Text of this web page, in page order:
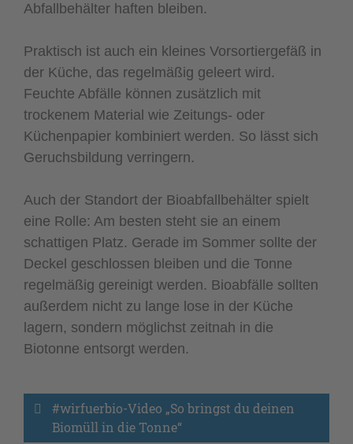
Abfallbehälter haften bleiben.
Praktisch ist auch ein kleines Vorsortiergefäß in
der Küche, das regelmäßig geleert wird.
Feuchte Abfälle können zusätzlich mit
trockenem Material wie Zeitungs- oder
Küchenpapier kombiniert werden. So lässt sich
Geruchsbildung verringern.
Auch der Standort der Bioabfallbehälter spielt
eine Rolle: Am besten steht sie an einem
schattigen Platz. Gerade im Sommer sollte der
Deckel geschlossen bleiben und die Tonne
regelmäßig gereinigt werden. Bioabfälle sollten
außerdem nicht zu lange lose in der Küche
lagern, sondern möglichst zeitnah in die
Biotonne entsorgt werden.
#wirfuerbio-Video „So bringst du deinen
Biomüll in die Tonne“